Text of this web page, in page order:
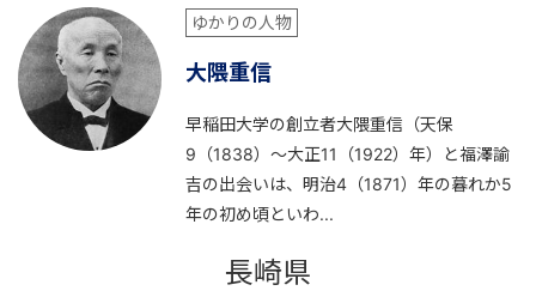
ゆかりの人物
大隈重信
早稲田大学の創立者大隈重信（天保
9（1838）～大正11（1922）年）と福澤諭
吉の出会いは、明治4（1871）年の暮れか5
年の初め頃といわ...
長崎県